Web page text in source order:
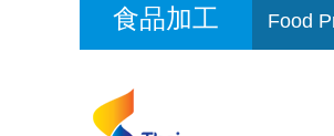
食品加工 Food